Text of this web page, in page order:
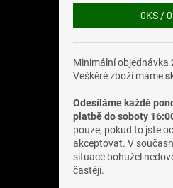
0KS /
Minimální objednávka
Veškěré zboží máme
Odesíláme každé
platbě do soboty
pouze, pokud to jste
akceptovat. V
situace bohužel
častěji.